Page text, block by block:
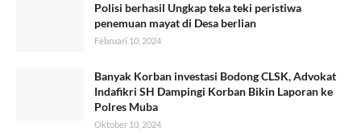
Polisi berhasil Ungkap teka teki peristiwa
penemuan mayat di Desa berlian
Februari 10, 2024
Banyak Korban investasi Bodong CLSK, Advokat
Indafikri SH Dampingi Korban Bikin Laporan ke
Polres Muba
Oktober 10, 2024